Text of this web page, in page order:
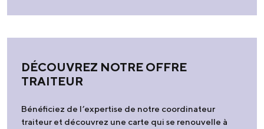
DÉCOUVREZ NOTRE OFFRE
TRAITEUR
Bénéficiez de l’expertise de notre coordinateur
traiteur et découvrez une carte qui se renouvelle à